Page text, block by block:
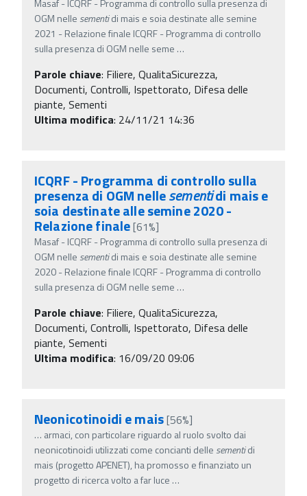
Masaf - ICQRF - Programma di controllo sulla presenza di
OGM nelle sementidi mais e soia destinate alle semine
2021 - Relazione finale ICQRF - Programma di controllo
sulla presenza di OGM nelle seme …
Parole chiave: Filiere, QualitaSicurezza,
Documenti, Controlli, Ispettorato, Difesa delle
piante, Sementi
Ultima modifica: 24/11/21 14:36
ICQRF - Programma di controllo sulla
presenza di OGM nellesementidi mais e
soia destinate alle semine 2020 -
Relazione finale[61%]
Masaf - ICQRF - Programma di controllo sulla presenza di
OGM nelle sementidi mais e soia destinate alle semine
2020 - Relazione finale ICQRF - Programma di controllo
sulla presenza di OGM nelle seme …
Parole chiave: Filiere, QualitaSicurezza,
Documenti, Controlli, Ispettorato, Difesa delle
piante, Sementi
Ultima modifica: 16/09/20 09:06
Neonicotinoidi e mais[56%]
… armaci, con particolare riguardo al ruolo svolto dai
neonicotinoidi utilizzati come concianti delle sementidi
mais (progetto APENET), ha promosso e finanziato un
progetto di ricerca volto a far luce …